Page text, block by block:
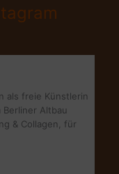
als freie Künstlerin
Berliner Altbau
& Collagen, für